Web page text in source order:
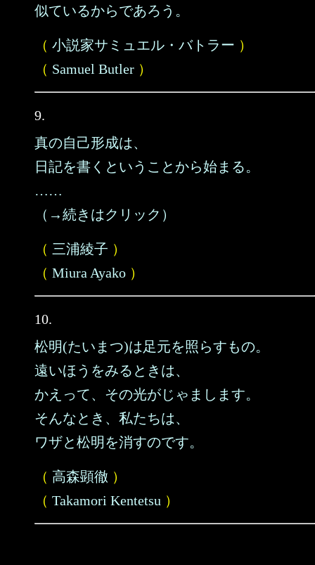
似ているからであろう。
（ 小説家サミュエル・バトラー ）
（ Samuel Butler ）
9.
真の自己形成は、
日記を書くということから始まる。
……
（→続きはクリック）
（ 三浦綾子 ）
（ Miura Ayako ）
10.
松明(たいまつ)は足元を照らすもの。
遠いほうをみるときは、
かえって、その光がじゃまします。
そんなとき、私たちは、
ワザと松明を消すのです。
（ 高森顕徹 ）
（ Takamori Kentetsu ）